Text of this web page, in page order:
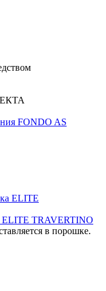
FONDO AS
ELITE TRAVERTINO
в порошке.